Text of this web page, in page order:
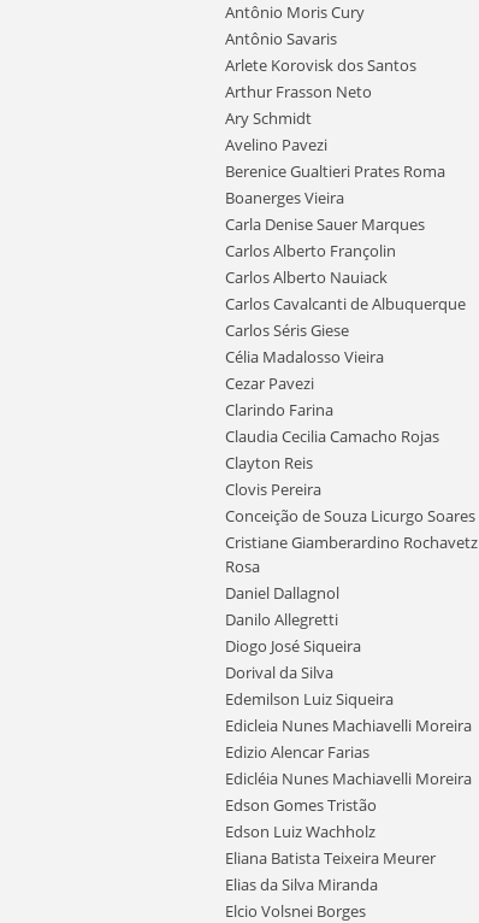
Antônio Moris Cury
Antônio Savaris
Arlete Korovisk dos Santos
Arthur Frasson Neto
Ary Schmidt
Avelino Pavezi
Berenice Gualtieri Prates Roma
Boanerges Vieira
Carla Denise Sauer Marques
Carlos Alberto Françolin
Carlos Alberto Nauiack
Carlos Cavalcanti de Albuquerque
Carlos Séris Giese
Célia Madalosso Vieira
Cezar Pavezi
Clarindo Farina
Claudia Cecilia Camacho Rojas
Clayton Reis
Clovis Pereira
Conceição de Souza Licurgo Soares
Cristiane Giamberardino Rochavetz
Rosa
Daniel Dallagnol
Danilo Allegretti
Diogo José Siqueira
Dorival da Silva
Edemilson Luiz Siqueira
Edicleia Nunes Machiavelli Moreira
Edizio Alencar Farias
Edicléia Nunes Machiavelli Moreira
Edson Gomes Tristão
Edson Luiz Wachholz
Eliana Batista Teixeira Meurer
Elias da Silva Miranda
Elcio Volsnei Borges